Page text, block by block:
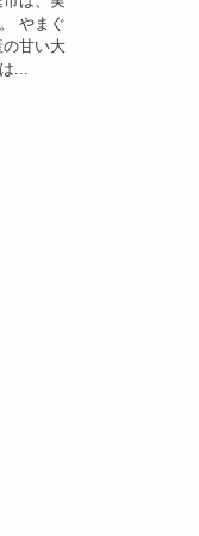
やまぐ
甘い大
...